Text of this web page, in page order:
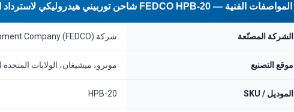
المواصفات الفنية — FEDCO HPB-20 شاحن توربيني هيدروليكي لاسترداد الطاقة (~20 م³/س)
الشركة المصنّعة شركة Fluid Equipment Development Company (FEDCO)
موقع التصنيع مونرو، ميشيغان، الولايات المتحدة
الموديل / SKU HPB-20